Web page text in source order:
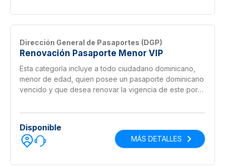
Dirección General de Pasaportes (DGP)
Renovación Pasaporte Menor VIP
Esta categoría incluye a todo ciudadano dominicano,
menor de edad, quien posee un pasaporte dominicano
vencido y que desea renovar la vigencia de este por
si es solicitado antes del mediodía.
Disponible
MÁS DETALLES